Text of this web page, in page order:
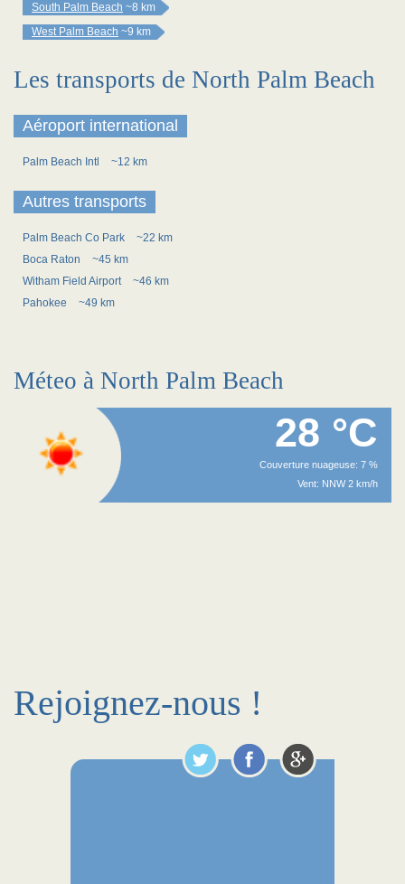
South Palm Beach ~8 km
West Palm Beach ~9 km
Les transports de North Palm Beach
Aéroport international
Palm Beach Intl ~12 km
Autres transports
Palm Beach Co Park
~22 km
Boca Raton
~45 km
Witham Field Airport
~46 km
Pahokee
~49 km
Méteo à North Palm Beach
28 °C
Couverture nuageuse: 7 %
Vent: NNW 2 km/h
Rejoignez-nous !